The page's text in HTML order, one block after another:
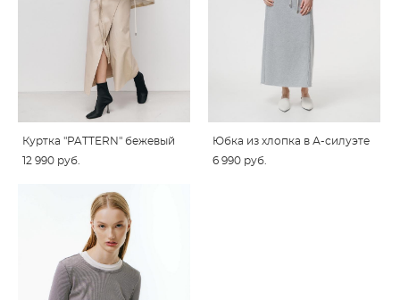
Куртка "PATTERN" бежевый
12 990 pуб.
Юбка из хлопка в А-силуэте
6 990 pуб.